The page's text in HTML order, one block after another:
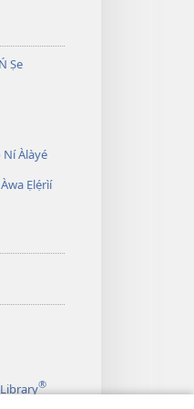
Ṣe
Àlàyé
Ẹlẹ́rìí
®